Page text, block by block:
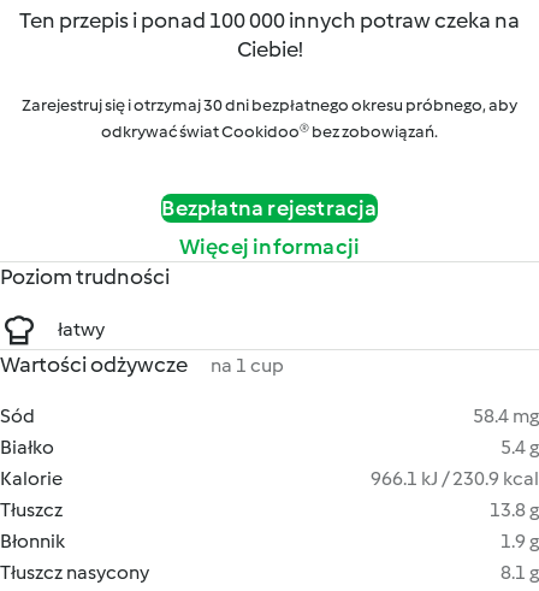
Ten przepis i ponad 100 000 innych potraw czeka na
Ciebie!
Zarejestruj się i otrzymaj 30 dni bezpłatnego okresu próbnego, aby
odkrywać świat Cookidoo® bez zobowiązań.
Bezpłatna rejestracja
Więcej informacji
Poziom trudności
łatwy
Wartości odżywcze na 1 cup
Sód
58.4 mg
Białko
5.4 g
Kalorie
966.1 kJ / 230.9 kcal
Tłuszcz
13.8 g
Błonnik
1.9 g
Tłuszcz nasycony
8.1 g